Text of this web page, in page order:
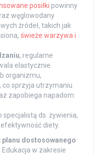
posiłki powinny
węglowodany
źródeł, takich jak
świeże warzywa i
, regularne
elastycznie
organizmu,
, co sprzyja utrzymaniu
zapobiega napadom
specjalistą ds. żywienia,
diety.
dostosowanego
Edukacja w zakresie